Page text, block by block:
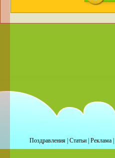
Поздравления| Статьи| Реклама|